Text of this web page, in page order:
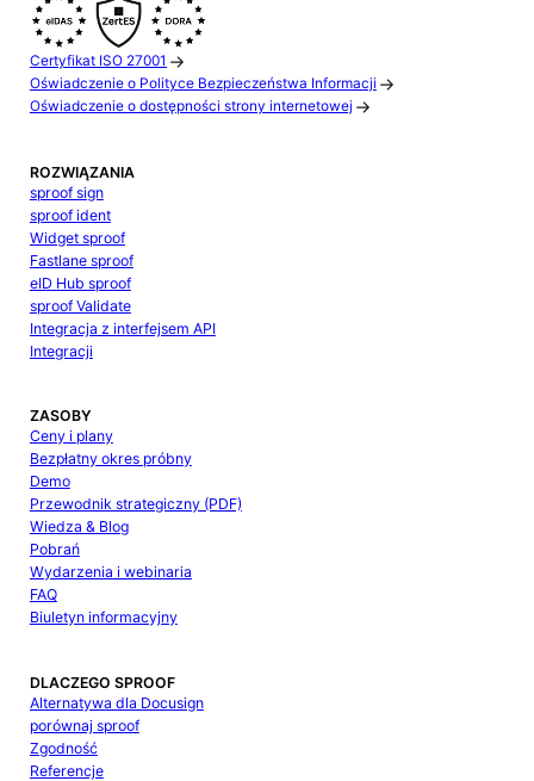
Certyfikat ISO 27001
Oświadczenie o Polityce Bezpieczeństwa Informacji
Oświadczenie o dostępności strony internetowej
ROZWIĄZANIA
sproof sign
sproof ident
Widget sproof
Fastlane sproof
eID Hub sproof
sproof Validate
Integracja z interfejsem API
Integracji
ZASOBY
Ceny i plany
Bezpłatny okres próbny
Demo
Przewodnik strategiczny (PDF)
Wiedza & Blog
Pobrań
Wydarzenia i webinaria
FAQ
Biuletyn informacyjny
DLACZEGO SPROOF
Alternatywa dla Docusign
porównaj sproof
Zgodność
Referencje